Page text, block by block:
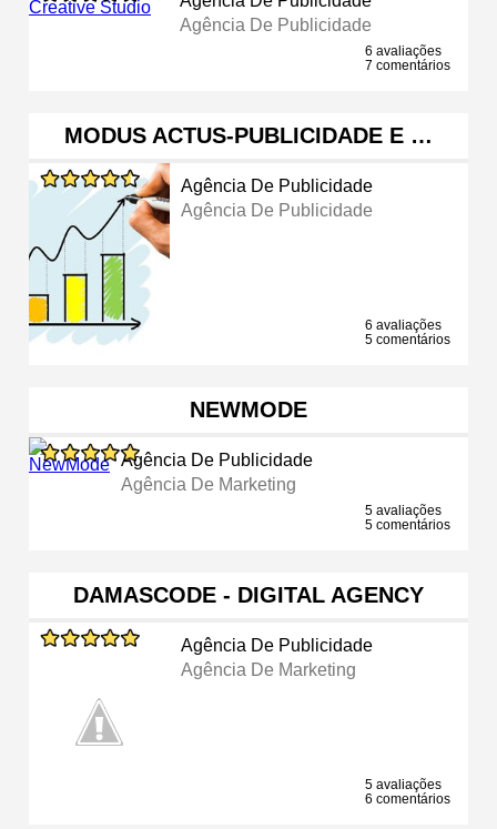
Agência De Publicidade
6 avaliações
7 comentários
MODUS ACTUS-PUBLICIDADE E …
Agência De Publicidade
Agência De Publicidade
6 avaliações
5 comentários
NEWMODE
Agência De Publicidade
Agência De Marketing
5 avaliações
5 comentários
DAMASCODE - DIGITAL AGENCY
Agência De Publicidade
Agência De Marketing
5 avaliações
6 comentários